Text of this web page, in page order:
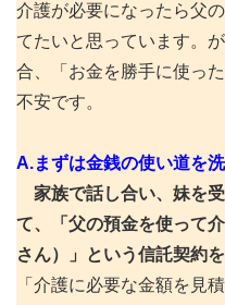
介護が必要になったら父
てたいと思っています。
合、「お金を勝手に使っ
不安です。
A.まずは金銭の使い道を洗
家族で話し合い、妹を
て、「父の預金を使って
さん）」という信託契約を
「介護に必要な金額を見